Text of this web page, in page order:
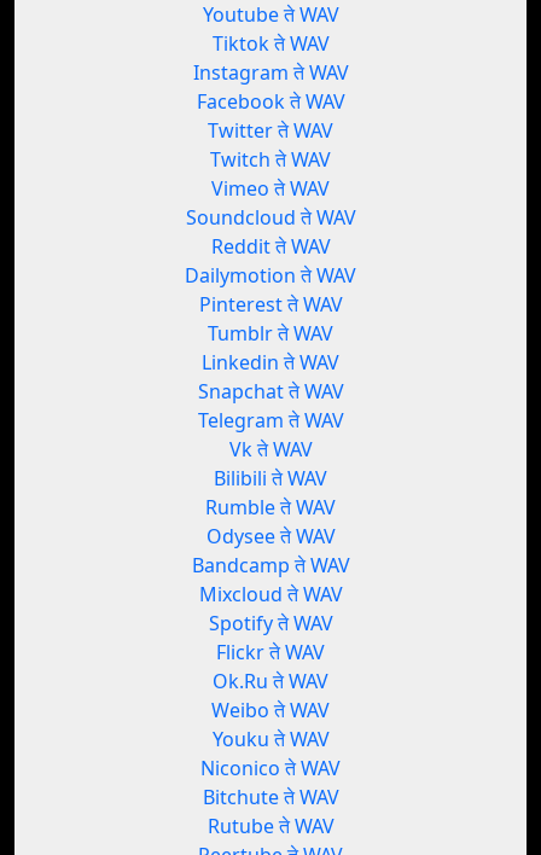
Youtube ते WAV
Tiktok ते WAV
Instagram ते WAV
Facebook ते WAV
Twitter ते WAV
Twitch ते WAV
Vimeo ते WAV
Soundcloud ते WAV
Reddit ते WAV
Dailymotion ते WAV
Pinterest ते WAV
Tumblr ते WAV
Linkedin ते WAV
Snapchat ते WAV
Telegram ते WAV
Vk ते WAV
Bilibili ते WAV
Rumble ते WAV
Odysee ते WAV
Bandcamp ते WAV
Mixcloud ते WAV
Spotify ते WAV
Flickr ते WAV
Ok.Ru ते WAV
Weibo ते WAV
Youku ते WAV
Niconico ते WAV
Bitchute ते WAV
Rutube ते WAV